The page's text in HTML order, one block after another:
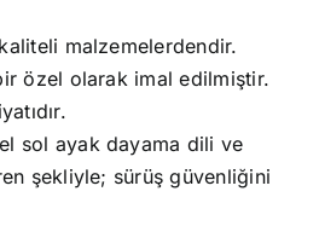
malzemelerdendir.
özel olarak imal edilmiştir.
sol ayak dayama dili ve
şekliyle; sürüş güvenliğini